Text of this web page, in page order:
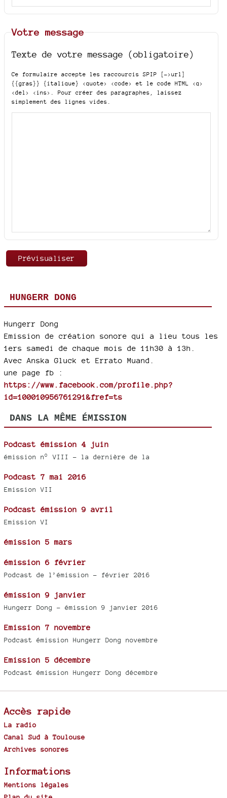
Votre message
Texte de votre message (obligatoire)
Ce formulaire accepte les raccourcis SPIP
[->url]
{{gras}} {italique} <quote> <code>
et le code HTML <q>
<del> <ins>
. Pour créer des paragraphes, laissez
simplement des lignes vides.
HUNGERR DONG
Hungerr Dong
Emission de création sonore qui a lieu tous les
1ers samedi de chaque mois de 11h30 à 13h.
Avec Anska Gluck et Errato Muand.
une page fb :
https://www.facebook.com/profile.php?
id=100010956761291&fref=ts
DANS LA MÊME ÉMISSION
Podcast émission 4 juin
émission n° VIII - la dernière de la
Podcast 7 mai 2016
Emission VII
Podcast émission 9 avril
Emission VI
émission 5 mars
émission 6 février
Podcast de l’émission - février 2016
émission 9 janvier
Hungerr Dong - émission 9 janvier 2016
Emission 7 novembre
Podcast émission Hungerr Dong novembre
Emission 5 décembre
Podcast émission Hungerr Dong décembre
Accès rapide
La radio
Canal Sud à Toulouse
Archives sonores
Informations
Mentions légales